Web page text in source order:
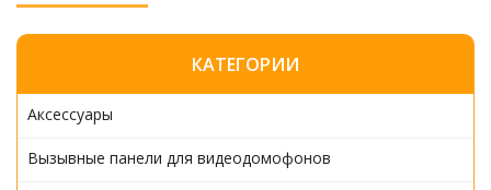
КАТЕГОРИИ
Аксессуары
Вызывные панели для видеодомофонов